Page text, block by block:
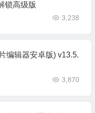
锁高级版
3,238
编辑器安卓版) v13.5.
3,870